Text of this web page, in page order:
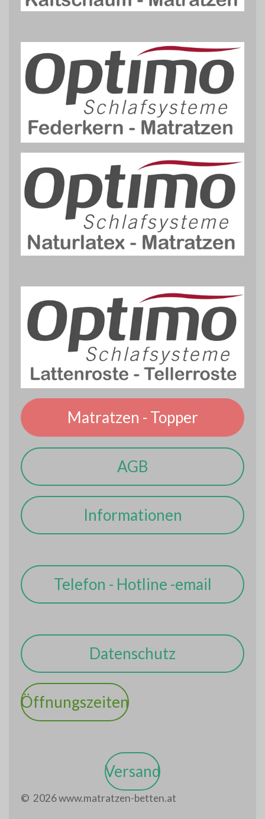
Matratzen - Topper
AGB
Informationen
Telefon - Hotline -email
Datenschutz
Öffnungszeiten
Versand
© 2026 www.matratzen-betten.at